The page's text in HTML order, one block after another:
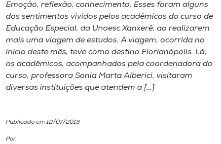
A
Internacionalização
I.nova
Cultura
Emoção, reflexão, conhecimento. Esses foram alguns
dos sentimentos vividos pelos acadêmicos do curso de
Educação Especial, da Unoesc Xanxerê, ao realizarem
mais uma viagem de estudos. A viagem, ocorrida no
início deste mês, teve como destino Florianópolis. Lá,
os acadêmicos, acompanhados pela coordenadora do
curso, professora Sonia Marta Alberici, visitaram
diversas instituições que atendem a […]
Publicado em 12/07/2013
Por